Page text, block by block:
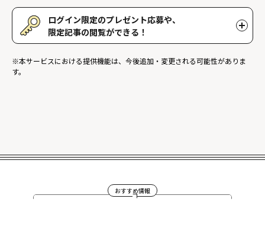
記事に対して応援や感想などのコメントができ、他のファンが投稿
したコメントを読むことができます。
ログイン限定のプレゼント応募や、
限定記事の閲覧ができる！
た、ログイン限定記事を閲覧することができます。
※本サービスにおける提供機能は、今後追加・変更される可能性がありま
す。
おすすめ情報